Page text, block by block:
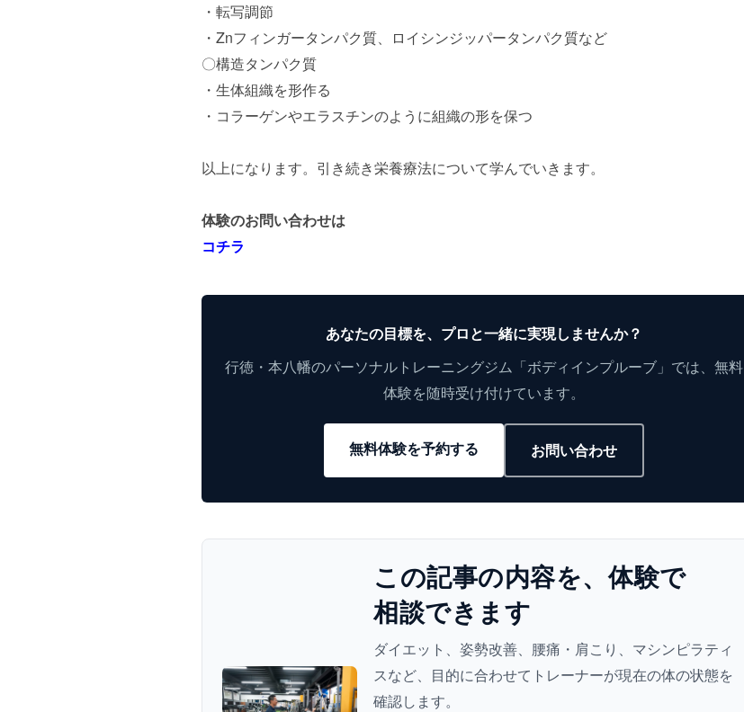
・転写調節
・Znフィンガータンパク質、ロイシンジッパータンパク質など
〇構造タンパク質
・生体組織を形作る
・コラーゲンやエラスチンのように組織の形を保つ
以上になります。引き続き栄養療法について学んでいきます。
体験のお問い合わせは
コチラ
あなたの目標を、プロと一緒に実現しませんか？
行徳・本八幡のパーソナルトレーニングジム「ボディインプルーブ」では、無料
体験を随時受け付けています。
無料体験を予約する お問い合わせ
この​記事の​内容を、​体験で​
相談できます
ダイエット、姿勢改善、腰痛・肩こり、マシンピラティ
スなど、目的に合わせてトレーナーが現在の体の状態を
確認します。